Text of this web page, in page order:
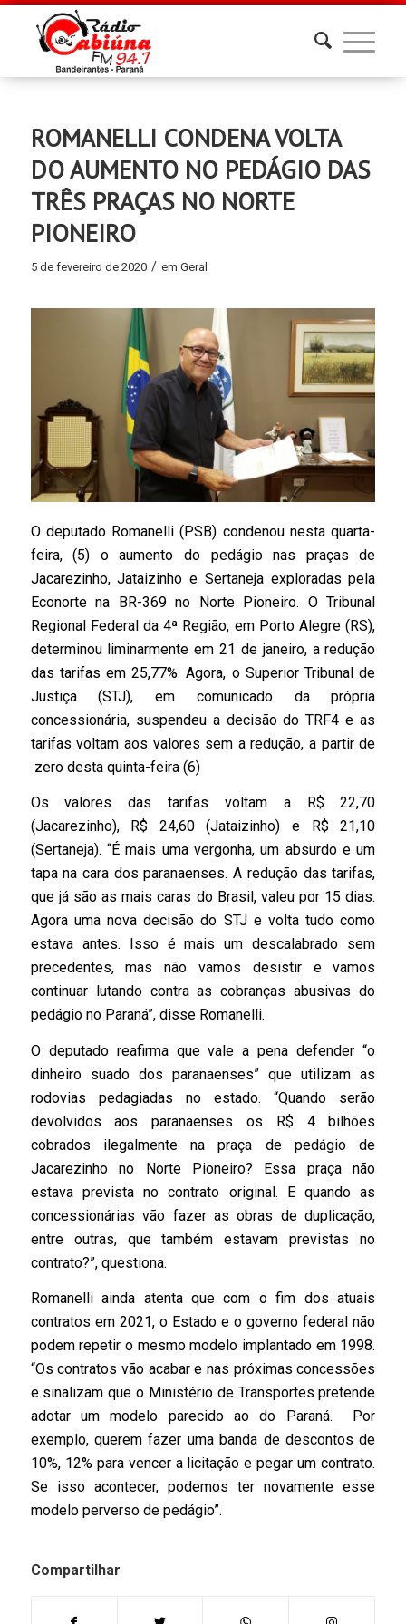
ROMANELLI CONDENA VOLTA
DO AUMENTO NO PEDÁGIO DAS
TRÊS PRAÇAS NO NORTE
PIONEIRO
5 de fevereiro de 2020 / em Geral
O deputado Romanelli (PSB) condenou nesta quarta-
feira, (5) o aumento do pedágio nas praças de
Jacarezinho, Jataizinho e Sertaneja exploradas pela
Econorte na BR-369 no Norte Pioneiro. O Tribunal
Regional Federal da 4ª Região, em Porto Alegre (RS),
determinou liminarmente em 21 de janeiro, a redução
das tarifas em 25,77%. Agora, o Superior Tribunal de
Justiça (STJ), em comunicado da própria
concessionária, suspendeu a decisão do TRF4 e as
tarifas voltam aos valores sem a redução, a partir de
zero desta quinta-feira (6)
Os valores das tarifas voltam a R$ 22,70
(Jacarezinho), R$ 24,60 (Jataizinho) e R$ 21,10
(Sertaneja). “É mais uma vergonha, um absurdo e um
tapa na cara dos paranaenses. A redução das tarifas,
que já são as mais caras do Brasil, valeu por 15 dias.
Agora uma nova decisão do STJ e volta tudo como
estava antes. Isso é mais um descalabrado sem
precedentes, mas não vamos desistir e vamos
continuar lutando contra as cobranças abusivas do
pedágio no Paraná”, disse Romanelli.
O deputado reafirma que vale a pena defender “o
dinheiro suado dos paranaenses” que utilizam as
rodovias pedagiadas no estado. “Quando serão
devolvidos aos paranaenses os R$ 4 bilhões
cobrados ilegalmente na praça de pedágio de
Jacarezinho no Norte Pioneiro? Essa praça não
estava prevista no contrato original. E quando as
concessionárias vão fazer as obras de duplicação,
entre outras, que também estavam previstas no
contrato?”, questiona.
Romanelli ainda atenta que com o fim dos atuais
contratos em 2021, o Estado e o governo federal não
podem repetir o mesmo modelo implantado em 1998.
“Os contratos vão acabar e nas próximas concessões
e sinalizam que o Ministério de Transportes pretende
adotar um modelo parecido ao do Paraná. Por
exemplo, querem fazer uma banda de descontos de
10%, 12% para vencer a licitação e pegar um contrato.
Se isso acontecer, podemos ter novamente esse
modelo perverso de pedágio”.
Compartilhar